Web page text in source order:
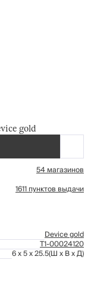
gold
54 магазинов
1611 пунктов выдачи
Device gold
Т1-00024120
6 x 5 x 25.5(Ш x В x Д)